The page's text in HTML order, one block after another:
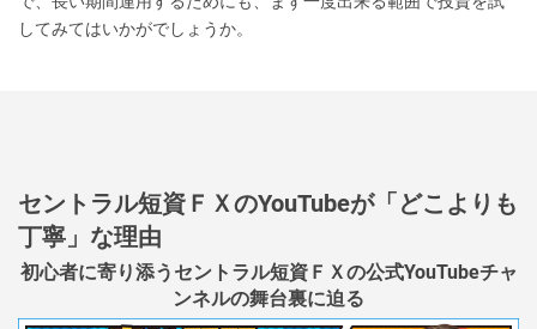
してみてはいかがでしょうか。
セントラル短資ＦＸのYouTubeが「どこよりも
丁寧」な理由
初心者に寄り添うセントラル短資ＦＸの公式YouTubeチャ
ンネルの舞台裏に迫る